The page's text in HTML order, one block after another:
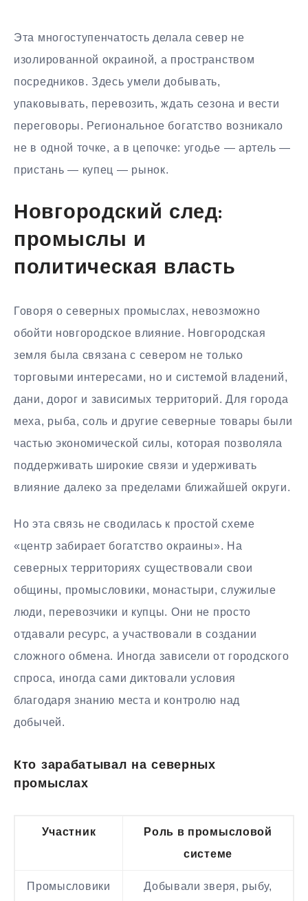
Эта многоступенчатость делала север не
изолированной окраиной, а пространством
посредников. Здесь умели добывать,
упаковывать, перевозить, ждать сезона и вести
переговоры. Региональное богатство возникало
не в одной точке, а в цепочке: угодье — артель —
пристань — купец — рынок.
Новгородский след:
промыслы и
политическая власть
Говоря о северных промыслах, невозможно
обойти новгородское влияние. Новгородская
земля была связана с севером не только
торговыми интересами, но и системой владений,
дани, дорог и зависимых территорий. Для города
меха, рыба, соль и другие северные товары были
частью экономической силы, которая позволяла
поддерживать широкие связи и удерживать
влияние далеко за пределами ближайшей округи.
Но эта связь не сводилась к простой схеме
«центр забирает богатство окраины». На
северных территориях существовали свои
общины, промысловики, монастыри, служилые
люди, перевозчики и купцы. Они не просто
отдавали ресурс, а участвовали в создании
сложного обмена. Иногда зависели от городского
спроса, иногда сами диктовали условия
благодаря знанию места и контролю над
добычей.
Кто зарабатывал на северных
промыслах
Участник
Роль в промысловой
системе
Промысловики
Добывали зверя, рыбу,